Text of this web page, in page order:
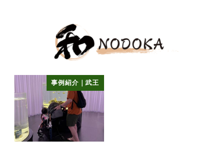
事例紹介｜武王